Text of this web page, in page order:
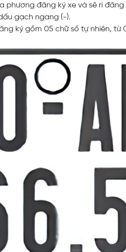
phương đăng ký xe và sê ri
gạch ngang (-).
ký gồm 05 chữ số tự nhiên, từ